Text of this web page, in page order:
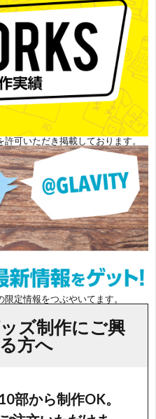
可いただき掲載しております。
定情報をつぶやいてます。
ズ制作にご興
方へ
部から制作OK。